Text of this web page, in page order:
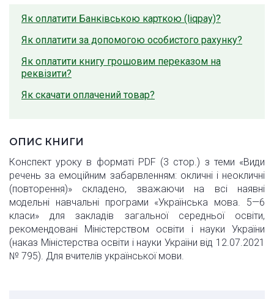
Як оплатити Банківською карткою (liqpay)?
Як оплатити за допомогою особистого рахунку?
Як оплатити книгу грошовим переказом на
реквізити?
Як скачати оплачений товар?
ОПИС КНИГИ
Конспект уроку в форматі PDF (3 стор.) з теми «Види
речень за емоційним забарвленням: окличні і неокличні
(повторення)» складено, зважаючи на всі наявні
модельні навчальні програми «Українська мова. 5—6
класи» для закладів загальної середньої освіти,
рекомендовані Міністерством освіти і науки України
(наказ Міністерства освіти і науки України від 12.07.2021
№ 795). Для вчителів української мови.